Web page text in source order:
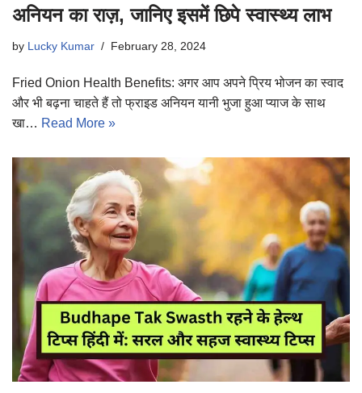
अनियन का राज़, जानिए इसमें छिपे स्वास्थ्य लाभ
by Lucky Kumar February 28, 2024
Fried Onion Health Benefits: अगर आप अपने प्रिय भोजन का स्वाद
और भी बढ़ना चाहते हैं तो फ्राइड अनियन यानी भुजा हुआ प्याज के साथ
खा… Read More »